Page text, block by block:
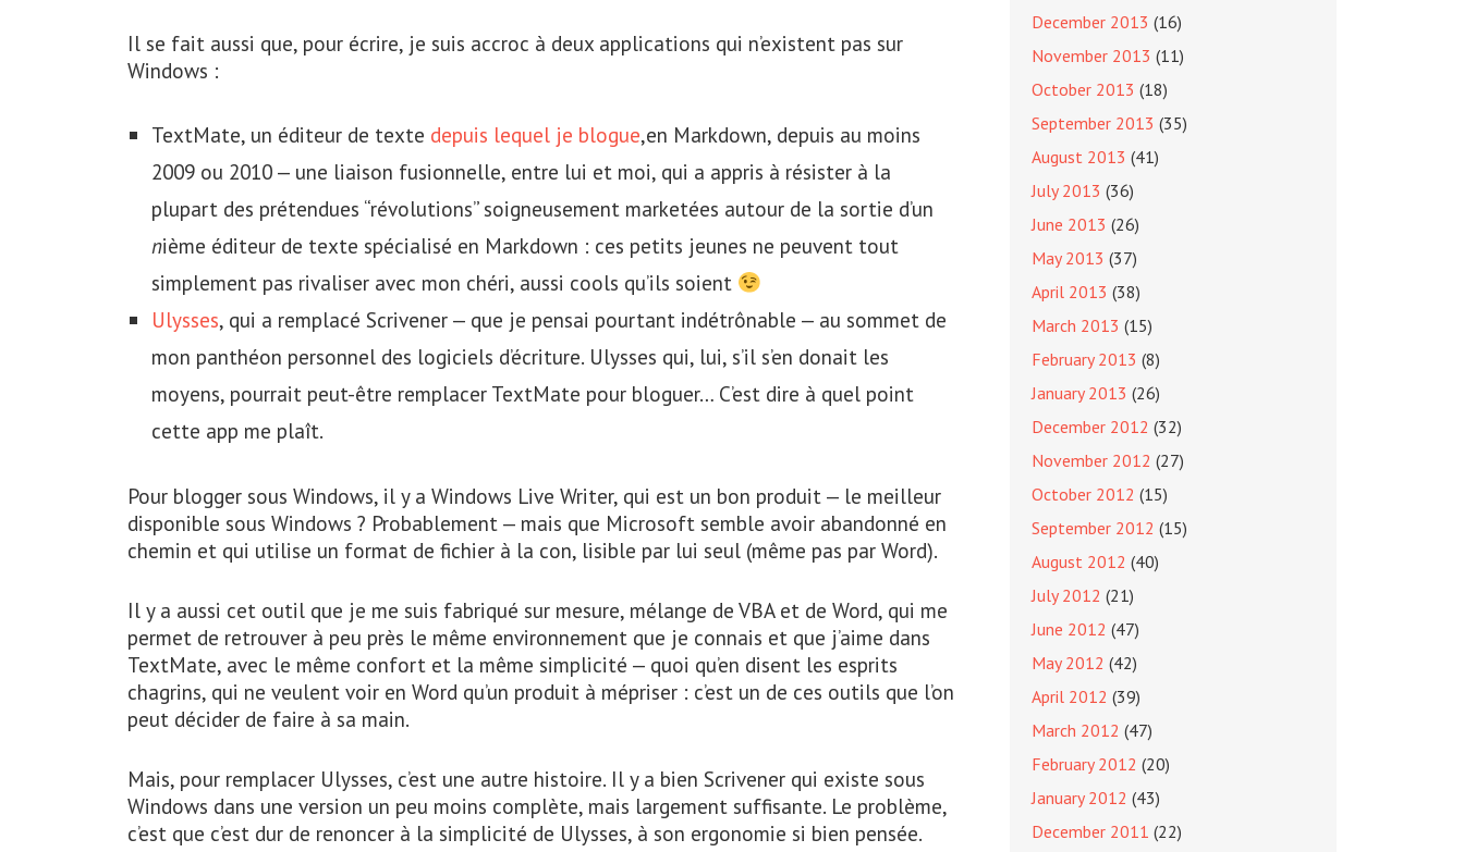
Il se fait aussi que, pour écrire, je suis accroc à deux applications qui n’existent pas sur
Windows :
TextMate, un éditeur de texte depuis lequel je blogue,en Markdown, depuis au moins
2009 ou 2010 — une liaison fusionnelle, entre lui et moi, qui a appris à résister à la
plupart des prétendues “révolutions” soigneusement marketées autour de la sortie d’un
nième éditeur de texte spécialisé en Markdown : ces petits jeunes ne peuvent tout
simplement pas rivaliser avec mon chéri, aussi cools qu’ils soient
Ulysses, qui a remplacé Scrivener — que je pensai pourtant indétrônable — au sommet de
mon panthéon personnel des logiciels d’écriture. Ulysses qui, lui, s’il s’en donait les
moyens, pourrait peut-être remplacer TextMate pour bloguer… C’est dire à quel point
cette app me plaît.
Pour blogger sous Windows, il y a Windows Live Writer, qui est un bon produit — le meilleur
disponible sous Windows ? Probablement — mais que Microsoft semble avoir abandonné en
chemin et qui utilise un format de fichier à la con, lisible par lui seul (même pas par Word).
Il y a aussi cet outil que je me suis fabriqué sur mesure, mélange de VBA et de Word, qui me
permet de retrouver à peu près le même environnement que je connais et que j’aime dans
TextMate, avec le même confort et la même simplicité — quoi qu’en disent les esprits
chagrins, qui ne veulent voir en Word qu’un produit à mépriser : c’est un de ces outils que l’on
peut décider de faire à sa main.
Mais, pour remplacer Ulysses, c’est une autre histoire. Il y a bien Scrivener qui existe sous
Windows dans une version un peu moins complète, mais largement suffisante. Le problème,
c’est que c’est dur de renoncer à la simplicité de Ulysses, à son ergonomie si bien pensée.
December 2013 (16)
November 2013 (11)
October 2013 (18)
September 2013 (35)
August 2013 (41)
July 2013 (36)
June 2013 (26)
May 2013 (37)
April 2013 (38)
March 2013 (15)
February 2013 (8)
January 2013 (26)
December 2012 (32)
November 2012 (27)
October 2012 (15)
September 2012 (15)
August 2012 (40)
July 2012 (21)
June 2012 (47)
May 2012 (42)
April 2012 (39)
March 2012 (47)
February 2012 (20)
January 2012 (43)
December 2011 (22)